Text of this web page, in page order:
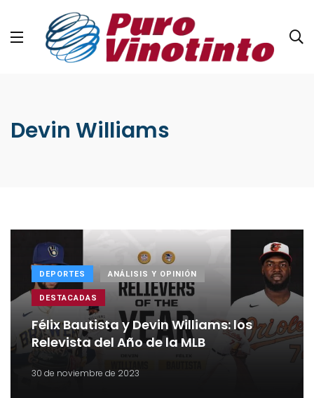
Devin Williams
DEPORTES ANÁLISIS Y OPINIÓN
DESTACADAS
Félix Bautista y Devin Williams: los
Relevista del Año de la MLB
30 de noviembre de 2023